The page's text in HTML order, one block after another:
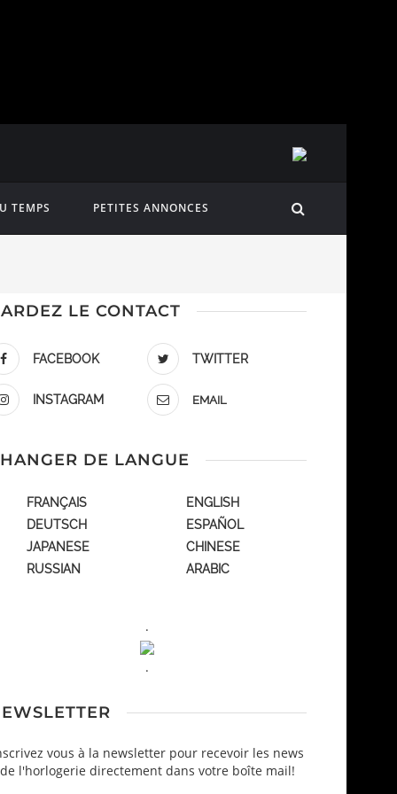
TEMPS PETITES ANNONCES
LE CONTACT
FACEBOOK TWITTER
INSTAGRAM EMAIL
DE LANGUE
FRANÇAIS
ENGLISH
DEUTSCH
ESPAÑOL
JAPANESE
CHINESE
RUSSIAN
ARABIC
.
.
vous à la newsletter pour recevoir les news
de l'horlogerie directement dans votre boîte mail!